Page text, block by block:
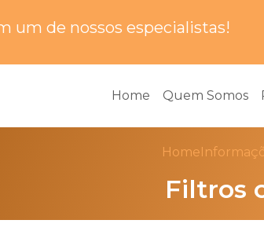
um de nossos especialistas!
Home Quem Somos
Home
Filtros